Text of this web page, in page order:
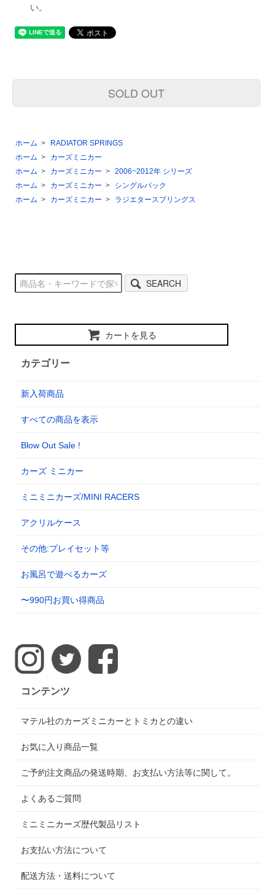
い。
SOLD OUT
ホーム >
RADIATOR SPRINGS
ホーム >
カーズミニカー
ホーム > カーズミニカー > 2006~2012年 シリーズ
ホーム > カーズミニカー >
シングルパック
ホーム > カーズミニカー > ラジエタースプリングス
SEARCH
カートを見る
カテゴリー
新入荷商品
すべての商品を表示
Blow Out Sale !
カーズ ミニカー
ミニミニカーズ/MINI RACERS
アクリルケース
その他:プレイセット等
お風呂で遊べるカーズ
〜990円お買い得商品
コンテンツ
マテル社のカーズミニカーとトミカとの違い
お気に入り商品一覧
ご予約注文商品の発送時期、お支払い方法等に関して。
よくあるご質問
ミニミニカーズ歴代製品リスト
お支払い方法について
配送方法・送料について